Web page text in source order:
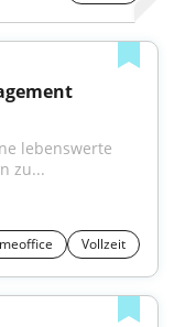
lebenswerte
zu...
Vollzeit